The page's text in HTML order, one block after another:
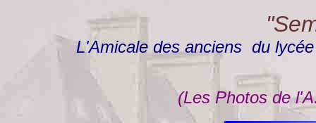
L'Amicale des anciens du
(Les Photos de